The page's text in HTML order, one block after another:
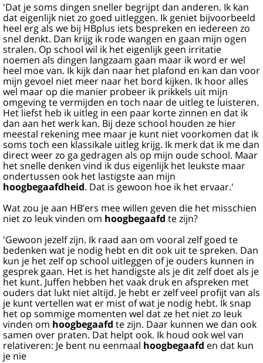
'Dat je soms dingen sneller begrijpt dan anderen. Ik kan
dat eigenlijk niet zo goed uitleggen. Ik geniet bijvoorbeeld
heel erg als we bij HBplus iets bespreken en iedereen zo
snel denkt. Dan krijg ik rode wangen en gaan mijn ogen
stralen. Op school wil ik het eigenlijk geen irritatie
noemen als dingen langzaam gaan maar ik word er wel
heel moe van. Ik kijk dan naar het plafond en kan dan voor
mijn gevoel niet meer naar het bord kijken. Ik hoor alles
wel maar op die manier probeer ik prikkels uit mijn
omgeving te vermijden en toch naar de uitleg te luisteren.
Het liefst heb ik uitleg in een paar korte zinnen en dat ik
dan aan het werk kan. Bij deze school houden ze hier
meestal rekening mee maar je kunt niet voorkomen dat ik
soms toch een klassikale uitleg krijg. Ik merk dat ik me dan
direct weer zo ga gedragen als op mijn oude school. Maar
het snelle denken vind ik dus eigenlijk het leukste maar
ondertussen ook het lastigste aan mijn
hoogbegaafdheid. Dat is gewoon hoe ik het ervaar.'
Wat zou je aan HB’ers mee willen geven die het misschien
niet zo leuk vinden om hoogbegaafd te zijn?
'Gewoon jezelf zijn. Ik raad aan om vooral zelf goed te
bedenken wat je nodig hebt en dit ook uit te spreken. Dan
kun je het zelf op school uitleggen of je ouders kunnen in
gesprek gaan. Het is het handigste als je dit zelf doet als je
het kunt. Juffen hebben het vaak druk en afspreken met
ouders dat lukt niet altijd. Je hebt er zelf veel profijt van als
je kunt vertellen wat er mist of wat je nodig hebt. Ik snap
het op sommige momenten wel dat ze het niet zo leuk
vinden om hoogbegaafd te zijn. Daar kunnen we dan ook
samen over praten. Dat helpt ook. Ik houd ook wel van
relativeren: Je bent nu eenmaal hoogbegaafd en dat kun
je nie